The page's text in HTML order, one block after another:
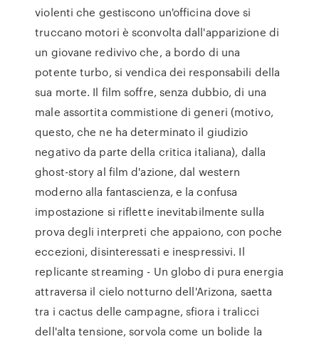
violenti che gestiscono un'officina dove si
truccano motori è sconvolta dall'apparizione di
un giovane redivivo che, a bordo di una
potente turbo, si vendica dei responsabili della
sua morte. Il film soffre, senza dubbio, di una
male assortita commistione di generi (motivo,
questo, che ne ha determinato il giudizio
negativo da parte della critica italiana), dalla
ghost-story al film d'azione, dal western
moderno alla fantascienza, e la confusa
impostazione si riflette inevitabilmente sulla
prova degli interpreti che appaiono, con poche
eccezioni, disinteressati e inespressivi. Il
replicante streaming - Un globo di pura energia
attraversa il cielo notturno dell'Arizona, saetta
tra i cactus delle campagne, sfiora i tralicci
dell'alta tensione, sorvola come un bolide la